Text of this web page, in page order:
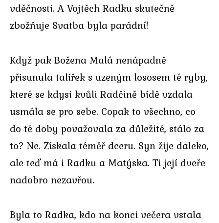
vděčnosti. A Vojtěch Radku skutečně
zbožňuje Svatba byla parádní!
Když pak Božena Malá nenápadně
přisunula talířek s uzeným lososem té ryby,
které se kdysi kvůli Radčině bídě vzdala
usmála se pro sebe. Copak to všechno, co
do té doby považovala za důležité, stálo za
to? Ne. Získala téměř dceru. Syn žije daleko,
ale teď má i Radku a Matýska. Ti její dveře
nadobro nezavřou.
Byla to Radka, kdo na konci večera vstala